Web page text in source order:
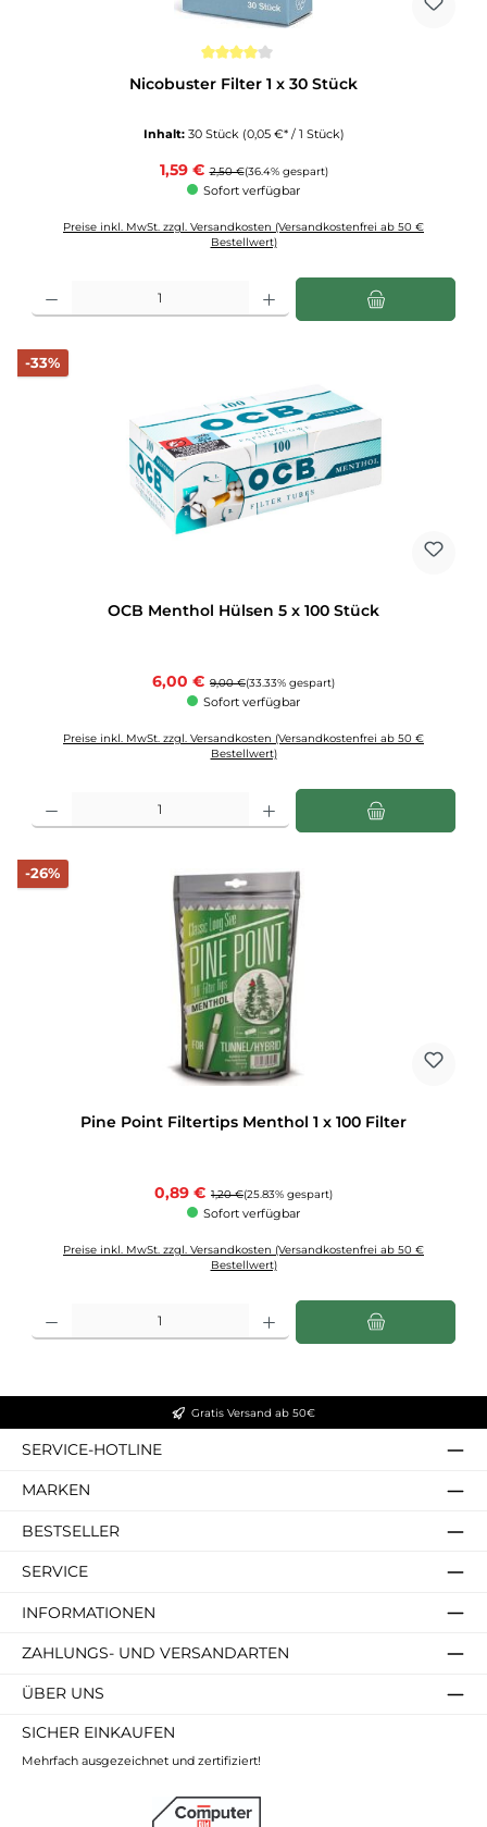
Nicobuster Filter 1 x 30 Stück
Inhalt: 30 Stück (0,05 €* / 1 Stück)
Verkaufspreis:
1,59 € Regulärer Preis:
2,50 €(36.4% gespart)
Sofort verfügbar
Preise inkl. MwSt. zzgl. Versandkosten (Versandkostenfrei ab 50 €
Bestellwert)
Produkt Anzahl: Gib den gewünschten Wert ein oder benutze die Schaltflächen
-33%Rabatt
OCB Menthol Hülsen 5 x 100 Stück
Verkaufspreis:
6,00 € Regulärer Preis:
9,00 €(33.33% gespart)
Sofort verfügbar
Preise inkl. MwSt. zzgl. Versandkosten (Versandkostenfrei ab 50 €
Bestellwert)
Produkt Anzahl: Gib den gewünschten Wert ein oder benutze die Schaltflächen
-26%Rabatt
Pine Point Filtertips Menthol 1 x 100 Filter
Verkaufspreis:
0,89 € Regulärer Preis:
1,20 €(25.83% gespart)
Sofort verfügbar
Preise inkl. MwSt. zzgl. Versandkosten (Versandkostenfrei ab 50 €
Bestellwert)
Gratis Versand ab 50€
SERVICE-HOTLINE
MARKEN
BESTSELLER
SERVICE
INFORMATIONEN
ZAHLUNGS- UND VERSANDARTEN
ÜBER UNS
SICHER EINKAUFEN
Mehrfach ausgezeichnet und zertifiziert!